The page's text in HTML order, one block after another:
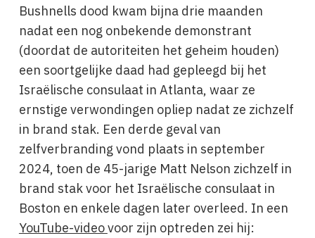
Bushnells dood kwam bijna drie maanden
nadat een nog onbekende demonstrant
(doordat de autoriteiten het geheim houden)
een soortgelijke daad had gepleegd bij het
Israëlische consulaat in Atlanta, waar ze
ernstige verwondingen opliep nadat ze zichzelf
in brand stak. Een derde geval van
zelfverbranding vond plaats in september
2024, toen de 45-jarige Matt Nelson zichzelf in
brand stak voor het Israëlische consulaat in
Boston en enkele dagen later overleed. In een
YouTube-videovoor zijn optreden zei hij: